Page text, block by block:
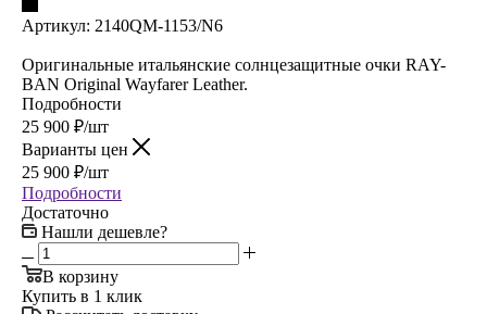
Артикул: 2140QM-1153/N6
Оригинальные итальянские солнцезащитные очки RAY-
BAN Original Wayfarer Leather.
Подробности
25 900 ₽/шт
Варианты цен
25 900 ₽/шт
Подробности
Достаточно
Нашли дешевле?
В корзину
Купить в 1 клик